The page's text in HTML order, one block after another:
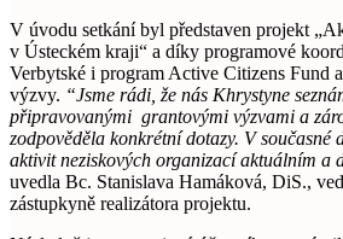
V úvodu setkání byl představen projekt
v Ústeckém kraji“ a díky programové
Verbytské i program Active Citizens Fund
výzvy. “Jsme rádi, že nás Khrystyne
připravovanými grantovými výzvami a
zodpověděla konkrétní dotazy. V současné
aktivit neziskových organizací aktuálním a
uvedla Bc. Stanislava Hamáková, DiS.,
zástupkyně realizátora projektu.